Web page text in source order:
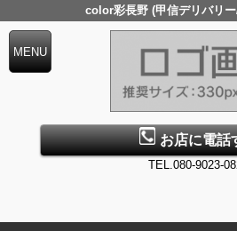
color彩長野 (甲信デリバリ
お店に電話
TEL.080-9023-